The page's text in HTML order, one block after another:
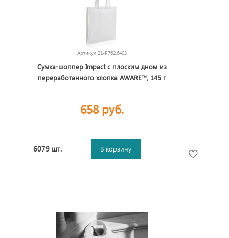
Артикул 21-P762.6403
Сумка-шоппер Impact с плоским дном из
переработанного хлопка AWARE™, 145 г
658 руб.
6079 шт. В корзину